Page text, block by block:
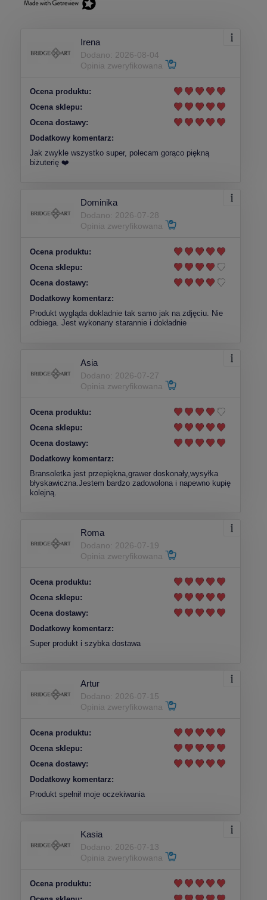
Irena
Dodano: 2026-08-04
Opinia zweryfikowana
Ocena produktu:
Ocena sklepu:
Ocena dostawy:
Dodatkowy komentarz:
Jak zwykle wszystko super, polecam gorąco piękną
biżuterię ❤️
Dominika
Dodano: 2026-07-28
Opinia zweryfikowana
Ocena produktu:
Ocena sklepu:
Ocena dostawy:
Dodatkowy komentarz:
Produkt wygląda dokladnie tak samo jak na zdjęciu. Nie
odbiega. Jest wykonany starannie i dokładnie
Asia
Dodano: 2026-07-27
Opinia zweryfikowana
Ocena produktu:
Ocena sklepu:
Ocena dostawy:
Dodatkowy komentarz:
Bransoletka jest przepiękna,grawer doskonały,wysyłka
błyskawiczna.Jestem bardzo zadowolona i napewno kupię
kolejną.
Roma
Dodano: 2026-07-19
Opinia zweryfikowana
Ocena produktu:
Ocena sklepu:
Ocena dostawy:
Dodatkowy komentarz:
Super produkt i szybka dostawa
Artur
Dodano: 2026-07-15
Opinia zweryfikowana
Ocena produktu:
Ocena sklepu:
Ocena dostawy:
Dodatkowy komentarz:
Produkt spełnił moje oczekiwania
Kasia
Dodano: 2026-07-13
Opinia zweryfikowana
Ocena produktu: